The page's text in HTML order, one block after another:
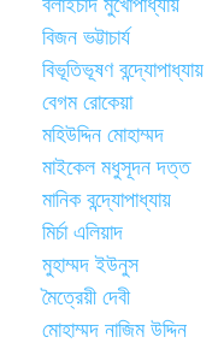
বলাইচাঁদ মুখোপাধ্যায়
বিজন ভট্টাচার্য
বিভূতিভূষণ বন্দ্যোপাধ্যায়
বেগম রোকেয়া
মহিউদ্দিন মোহাম্মদ
মাইকেল মধুসূদন দত্ত
মানিক বন্দ্যোপাধ্যায়
মির্চা এলিয়াদ
মুহাম্মদ ইউনুস
মৈত্রেয়ী দেবী
মোহাম্মদ নাজিম উদ্দিন